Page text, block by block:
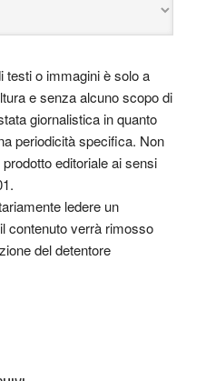
testi o immagini è solo a
e senza alcuno scopo di
giornalistica in quanto
periodicità specifica. Non
editoriale ai sensi
ledere un
contenuto verrà rimosso
del detentore